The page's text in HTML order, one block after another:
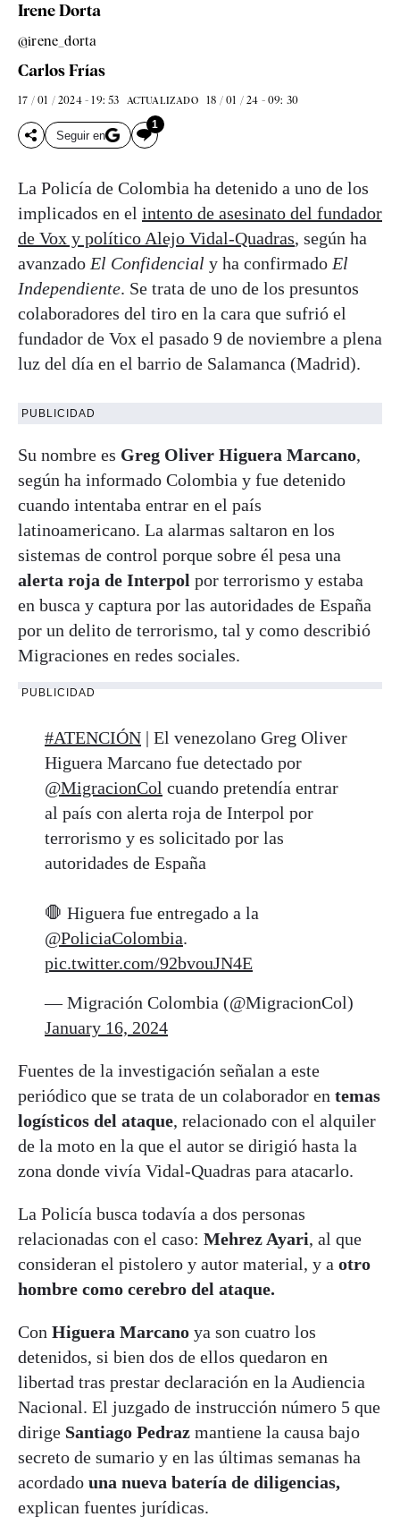
Irene Dorta
@irene_dorta
Carlos Frías
17 / 01 / 2024 - 19: 53 ACTUALIZADO 18 / 01 / 24 - 09: 30
Seguir en
1
La Policía de Colombia ha detenido a uno de los
implicados en el intento de asesinato del fundador
de Vox y político Alejo Vidal-Quadras, según ha
avanzado El Confidencial y ha confirmado El
Independiente. Se trata de uno de los presuntos
colaboradores del tiro en la cara que sufrió el
fundador de Vox el pasado 9 de noviembre a plena
luz del día en el barrio de Salamanca (Madrid).
PUBLICIDAD
Su nombre es Greg Oliver Higuera Marcano,
según ha informado Colombia y fue detenido
cuando intentaba entrar en el país
latinoamericano. La alarmas saltaron en los
sistemas de control porque sobre él pesa una
alerta roja de Interpol por terrorismo y estaba
en busca y captura por las autoridades de España
por un delito de terrorismo, tal y como describió
Migraciones en redes sociales.
PUBLICIDAD
#ATENCIÓN | El venezolano Greg Oliver
Higuera Marcano fue detectado por
@MigracionCol cuando pretendía entrar
al país con alerta roja de Interpol por
terrorismo y es solicitado por las
autoridades de España
🛑 Higuera fue entregado a la
@PoliciaColombia.
pic.twitter.com/92bvouJN4E
— Migración Colombia (@MigracionCol)
January 16, 2024
Fuentes de la investigación señalan a este
periódico que se trata de un colaborador en temas
logísticos del ataque, relacionado con el alquiler
de la moto en la que el autor se dirigió hasta la
zona donde vivía Vidal-Quadras para atacarlo.
La Policía busca todavía a dos personas
relacionadas con el caso: Mehrez Ayari, al que
consideran el pistolero y autor material, y a otro
hombre como cerebro del ataque.
Con Higuera Marcano ya son cuatro los
detenidos, si bien dos de ellos quedaron en
libertad tras prestar declaración en la Audiencia
Nacional. El juzgado de instrucción número 5 que
dirige Santiago Pedraz mantiene la causa bajo
secreto de sumario y en las últimas semanas ha
acordado una nueva batería de diligencias,
explican fuentes jurídicas.